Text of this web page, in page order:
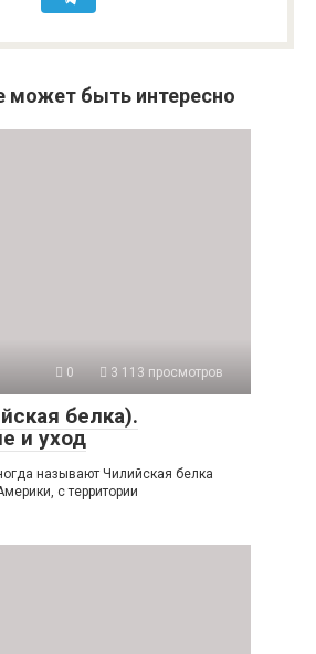
может быть интересно
0 3 113 просмотров
белка).
и уход
называют Чилийская белка
с территории